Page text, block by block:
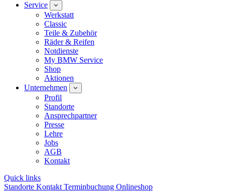
Service
Werkstatt
Classic
Teile & Zubehör
Räder & Reifen
Notdienste
My BMW Service
Shop
Aktionen
Unternehmen
Profil
Standorte
Ansprechpartner
Presse
Lehre
Jobs
AGB
Kontakt
Quick links
Standorte Kontakt Terminbuchung Onlineshop